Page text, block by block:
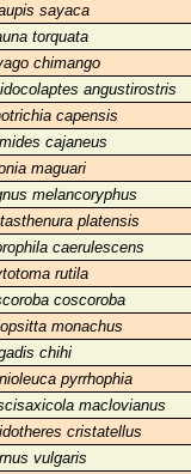
sayaca
torquata
chimango
angustirostris
capensis
cajaneus
maguari
melancoryphus
platensis
caerulescens
rutila
coscoroba
monachus
chihi
pyrrhophia
maclovianus
cristatellus
vulgaris